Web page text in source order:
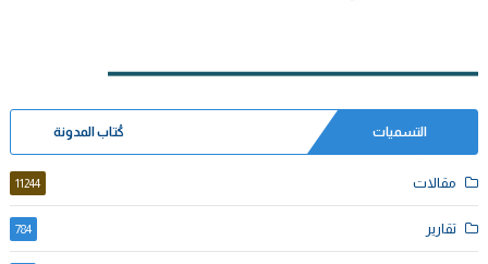
التسميات كُتاب المدونة
مقالات 11244
تقارير 784